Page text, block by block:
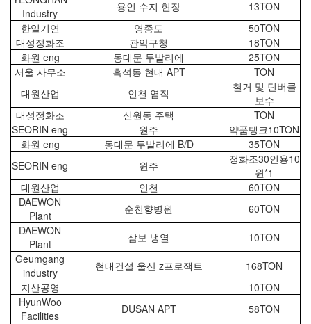
Industry
용인 수지 현장
13TON
한일기연
영종도
50TON
대성정화조
관악구청
18TON
화원 eng
동대문 두발리에
25TON
서울 사무소
흑석동 현대 APT
TON
대원산업
인천 염직
철거 및 던버클
보수
대성정화조
신원동 주택
TON
SEORIN eng
원주
약품탱크10TON
화원 eng
동대문 두발리에 B/D
35TON
SEORIN eng
원주
정화조30인용10
원*1
대원산업
인천
60TON
DAEWON
Plant
순천향병원
60TON
DAEWON
Plant
삼보 냉열
10TON
Geumgang
industry
현대건설 울산 z프로잭트
168TON
지산공영
-
10TON
HyunWoo
Facilities
DUSAN APT
58TON